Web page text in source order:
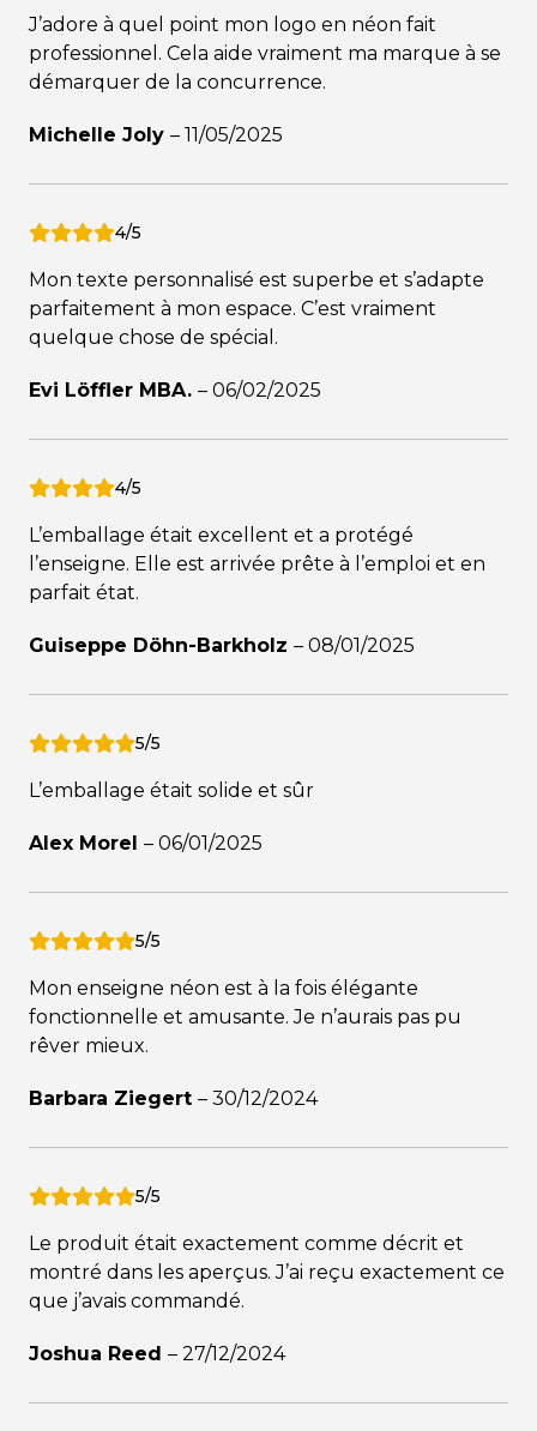
J’adore à quel point mon logo en néon fait
professionnel. Cela aide vraiment ma marque à se
démarquer de la concurrence.
Michelle Joly – 11/05/2025
4/5
Mon texte personnalisé est superbe et s’adapte
parfaitement à mon espace. C’est vraiment
quelque chose de spécial.
Evi Löffler MBA. – 06/02/2025
4/5
L’emballage était excellent et a protégé
l’enseigne. Elle est arrivée prête à l’emploi et en
parfait état.
Guiseppe Döhn-Barkholz – 08/01/2025
5/5
L’emballage était solide et sûr
Alex Morel – 06/01/2025
5/5
Mon enseigne néon est à la fois élégante
fonctionnelle et amusante. Je n’aurais pas pu
rêver mieux.
Barbara Ziegert – 30/12/2024
5/5
Le produit était exactement comme décrit et
montré dans les aperçus. J’ai reçu exactement ce
que j’avais commandé.
Joshua Reed – 27/12/2024